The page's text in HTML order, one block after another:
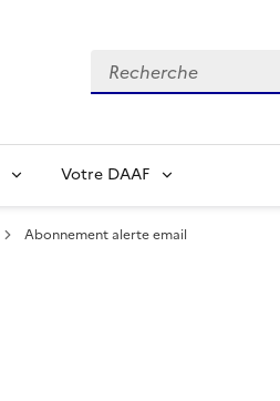
Recherche
Votre DAAF
Abonnement alerte email